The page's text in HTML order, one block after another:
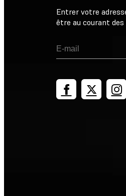
Entrer votre
être au courant des